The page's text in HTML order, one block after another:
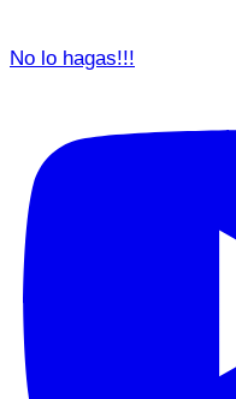
No lo hagas!!!